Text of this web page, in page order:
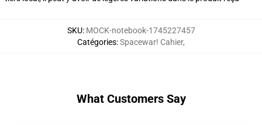
SKU: MOCK-notebook-1745227457
Catégories:Spacewar! Cahier,
What Customers Say